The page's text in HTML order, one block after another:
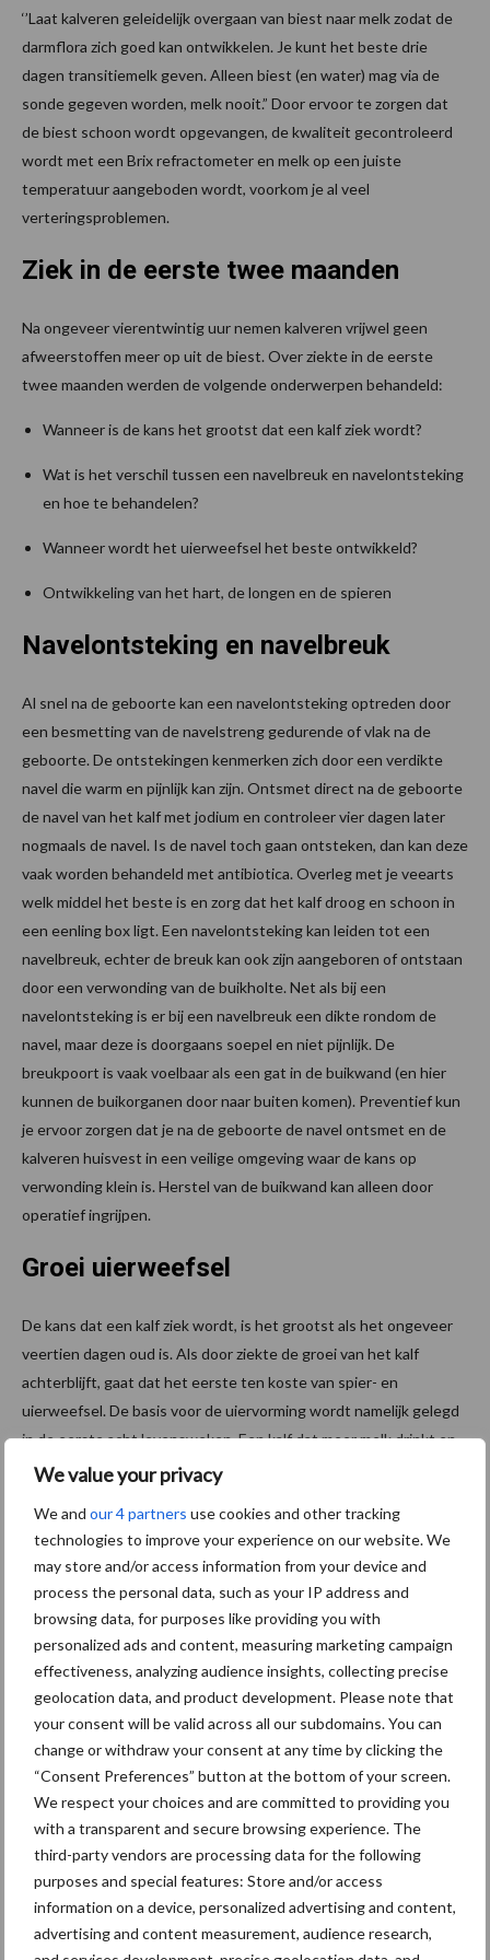
We value your privacy
We and our 4 partners use cookies and other tracking
technologies to improve your experience on our website. We
may store and/or access information from your device and
process the personal data, such as your IP address and
browsing data, for purposes like providing you with
personalized ads and content, measuring marketing campaign
effectiveness, analyzing audience insights, collecting precise
geolocation data, and product development. Please note that
your consent will be valid across all our subdomains. You can
change or withdraw your consent at any time by clicking the
“Consent Preferences” button at the bottom of your screen.
We respect your choices and are committed to providing you
with a transparent and secure browsing experience. The
third-party vendors are processing data for the following
purposes and special features: Store and/or access
information on a device, personalized advertising and content,
advertising and content measurement, audience research,
‘’Laat kalveren geleidelijk overgaan van biest naar melk zodat de
darmflora zich goed kan ontwikkelen. Je kunt het beste drie
dagen transitiemelk geven. Alleen biest (en water) mag via de
sonde gegeven worden, melk nooit.” Door ervoor te zorgen dat
de biest schoon wordt opgevangen, de kwaliteit gecontroleerd
wordt met een Brix refractometer en melk op een juiste
temperatuur aangeboden wordt, voorkom je al veel
verteringsproblemen.
Ziek in de eerste twee maanden
Na ongeveer vierentwintig uur nemen kalveren vrijwel geen
afweerstoffen meer op uit de biest. Over ziekte in de eerste
twee maanden werden de volgende onderwerpen behandeld:
Wanneer is de kans het grootst dat een kalf ziek wordt?
Wat is het verschil tussen een navelbreuk en navelontsteking
en hoe te behandelen?
Wanneer wordt het uierweefsel het beste ontwikkeld?
Ontwikkeling van het hart, de longen en de spieren
Navelontsteking en navelbreuk
Al snel na de geboorte kan een navelontsteking optreden door
een besmetting van de navelstreng gedurende of vlak na de
geboorte. De ontstekingen kenmerken zich door een verdikte
navel die warm en pijnlijk kan zijn. Ontsmet direct na de geboorte
de navel van het kalf met jodium en controleer vier dagen later
nogmaals de navel. Is de navel toch gaan ontsteken, dan kan deze
vaak worden behandeld met antibiotica. Overleg met je veearts
welk middel het beste is en zorg dat het kalf droog en schoon in
een eenling box ligt. Een navelontsteking kan leiden tot een
navelbreuk, echter de breuk kan ook zijn aangeboren of ontstaan
door een verwonding van de buikholte. Net als bij een
navelontsteking is er bij een navelbreuk een dikte rondom de
navel, maar deze is doorgaans soepel en niet pijnlijk. De
breukpoort is vaak voelbaar als een gat in de buikwand (en hier
kunnen de buikorganen door naar buiten komen). Preventief kun
je ervoor zorgen dat je na de geboorte de navel ontsmet en de
kalveren huisvest in een veilige omgeving waar de kans op
verwonding klein is. Herstel van de buikwand kan alleen door
operatief ingrijpen.
Groei uierweefsel
De kans dat een kalf ziek wordt, is het grootst als het ongeveer
veertien dagen oud is. Als door ziekte de groei van het kalf
achterblijft, gaat dat het eerste ten koste van spier- en
uierweefsel. De basis voor de uiervorming wordt namelijk gelegd
in de eerste acht levensweken. Een kalf dat meer melk drinkt en
daardoor sneller groeit, ontwikkelt meer uierweefsel en meer
draagt volgens diverse studies zo’n twintig procent bij aan het
succes van de eerste lactatie. Hieruit blijkt het belang van goed
totale rentabiliteit van het bedrijf. Houdt hier bij het
uitselecteren van kalveren ook rekening mee.
Belangrijke informatie over
kunstmelk leesbaar op de etiketten
samenstelling van kunstmelk. Vet en eiwit zijn belangrijke
ingrediënten die zorgen voor energie en groei van het dier. Hoe
hoger deze samenstelling (tot een bepaald maximum), hoe
duurder de melkpoeders. Kunstmelk kan opgebouwd zijn uit
eiwitbronnen afkomstig uit zuivel zoals wei of mager melkpoeder.